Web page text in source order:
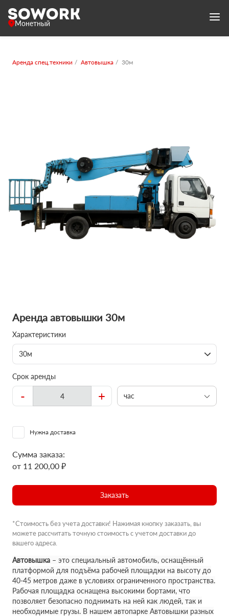
Монетный
Аренда спец.техники Автовышка 30м
Аренда автовышки 30м
Характеристики
30м
Срок аренды
- + час
Нужна доставка
Сумма заказа:
от 11 200,00 ₽
Заказать
*Стоимость без учета доставки! Нажимая кнопку заказать, вы
можете рассчитать точную стоимость с учетом доставки до
вашего адреса.
Автовышка – это специальный автомобиль, оснащённый
платформой для подъёма рабочей площадки на высоту до
40-45 метров даже в условиях ограниченного пространства.
Рабочая площадка оснащена высокими бортами, что
позволяет безопасно поднимать на ней как людей, так и
необходимые грузы. В нашем автопарке Автовышки разных